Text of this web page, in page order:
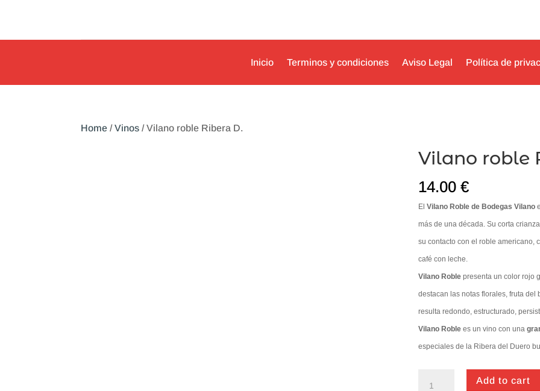
Inicio Terminos y condiciones Aviso Legal Política de
Home /Vinos / Vilano roble Ribera D.
Vilano roble
14.00 €
El Vilano Roble de Bodegas Vilano
más de una década. Su corta
su contacto con el roble americano,
café con leche.
Vilano Roblepresenta un color rojo
destacan las notas florales, fruta
resulta redondo, estructurado,
Vilano Roblees un vino con una
especiales de la Ribera del Duero
Add to cart